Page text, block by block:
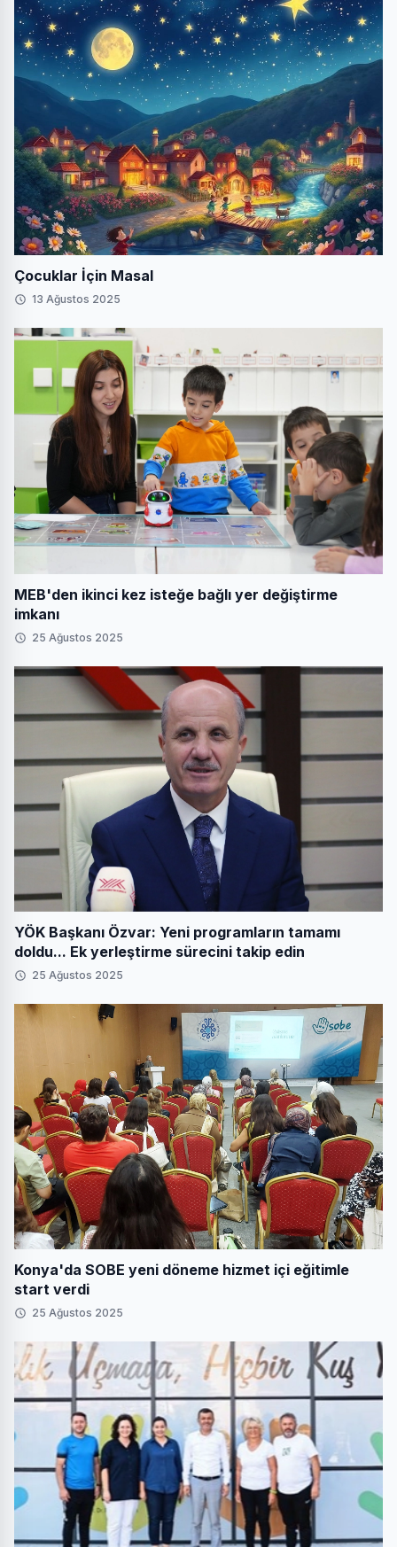
Çocuklar İçin Masal
13 Ağustos 2025
MEB'den ikinci kez isteğe bağlı yer değiştirme
imkanı
25 Ağustos 2025
YÖK Başkanı Özvar: Yeni programların tamamı
doldu... Ek yerleştirme sürecini takip edin
25 Ağustos 2025
Konya'da SOBE yeni döneme hizmet içi eğitimle
start verdi
25 Ağustos 2025